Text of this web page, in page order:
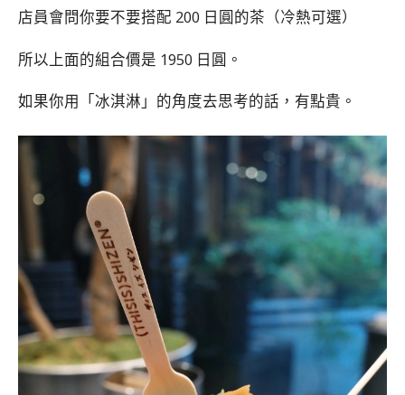
店員會問你要不要搭配 200 日圓的茶（冷熱可選）
所以上面的組合價是 1950 日圓。
如果你用「冰淇淋」的角度去思考的話，有點貴。